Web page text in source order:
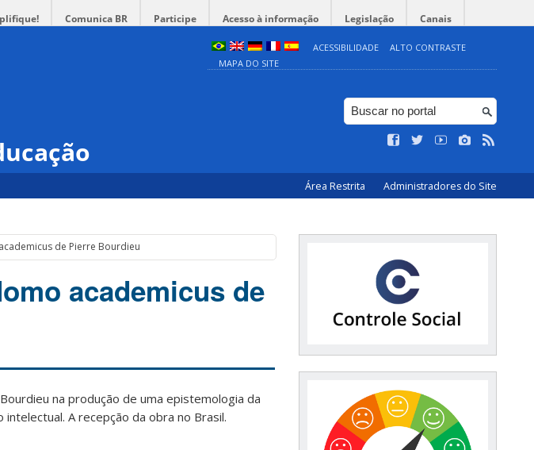
Comunica BR Participe Acesso à informação Legislação Canais
ACESSIBILIDADE
ALTO CONTRASTE
MAPA DO SITE
Área Restrita Administradores do Site
academicus de Pierre Bourdieu
academicus de
na produção de uma epistemologia da
A recepção da obra no Brasil.